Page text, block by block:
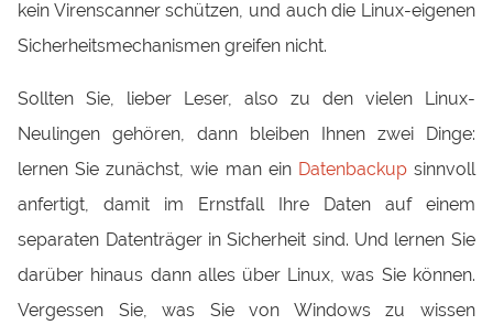
kein Virenscanner schützen, und auch die Linux-eigenen
Sicherheitsmechanismen greifen nicht.
Sollten Sie, lieber Leser, also zu den vielen Linux-
Neulingen gehören, dann bleiben Ihnen zwei Dinge:
lernen Sie zunächst, wie man ein Datenbackupsinnvoll
anfertigt, damit im Ernstfall Ihre Daten auf einem
separaten Datenträger in Sicherheit sind. Und lernen Sie
darüber hinaus dann alles über Linux, was Sie können.
Vergessen Sie, was Sie von Windows zu wissen